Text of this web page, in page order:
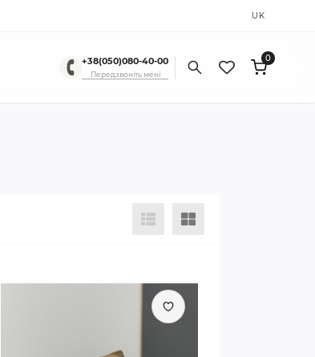
UK
+38(050)080-40-00
Передзвоніть мені
0